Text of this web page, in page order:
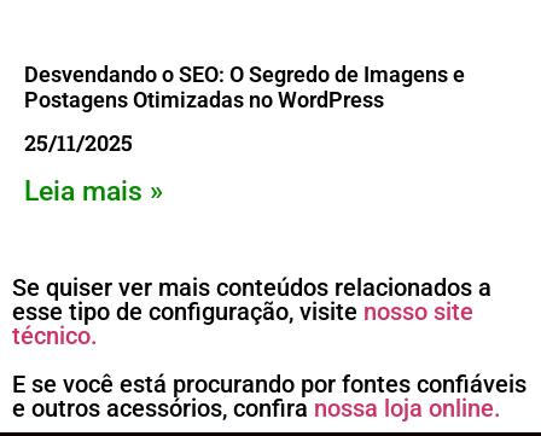
Desvendando o SEO: O Segredo de Imagens e
Postagens Otimizadas no WordPress
25/11/2025
Leia mais »
Se quiser ver mais conteúdos relacionados a
esse tipo de configuração, visite nosso site
técnico.
E se você está procurando por fontes confiáveis
e outros acessórios, confira nossa loja online.